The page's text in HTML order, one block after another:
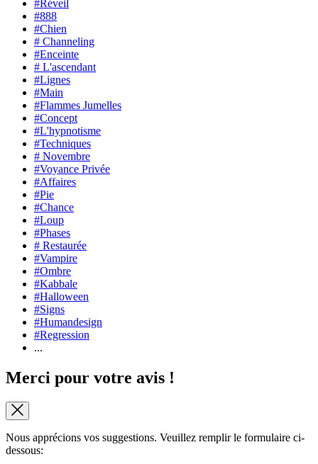
#Réveil
#888
#Chien
# Channeling
#Enceinte
# L'ascendant
#Lignes
#Main
#Flammes Jumelles
#Concept
#L'hypnotisme
#Techniques
# Novembre
#Voyance Privée
#Affaires
#Pie
#Chance
#Loup
#Phases
# Restaurée
#Vampire
#Ombre
#Kabbale
#Halloween
#Signs
#Humandesign
#Regression
...
Merci pour votre avis !
Nous apprécions vos suggestions. Veuillez remplir le formulaire ci-
dessous: